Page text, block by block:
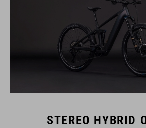
STEREO HYBRID